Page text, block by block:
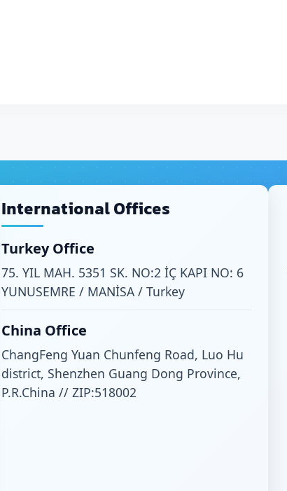
International Offices
Turkey Office
75. YIL MAH. 5351 SK. NO:2 İÇ KAPI NO: 6
YUNUSEMRE / MANİSA / Turkey
China Office
ChangFeng Yuan Chunfeng Road, Luo Hu
district, Shenzhen Guang Dong Province,
P.R.China // ZIP:518002